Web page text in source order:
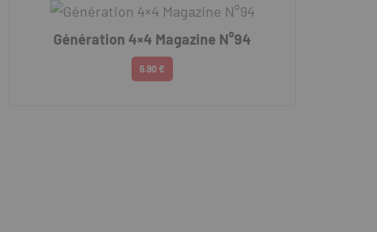
Génération 4×4 Magazine N°94
6.90 €